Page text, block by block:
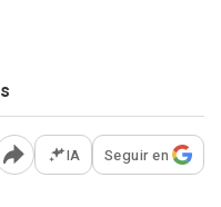
Abrir opciones para
IA Seguir en